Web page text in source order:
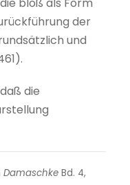
der
und
die
Damaschke Bd. 4,